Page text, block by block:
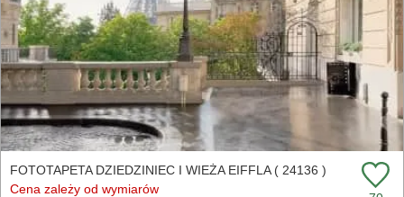
FOTOTAPETA DZIEDZINIEC I WIEŻA EIFFLA ( 24136 )
Cena zależy od wymiarów